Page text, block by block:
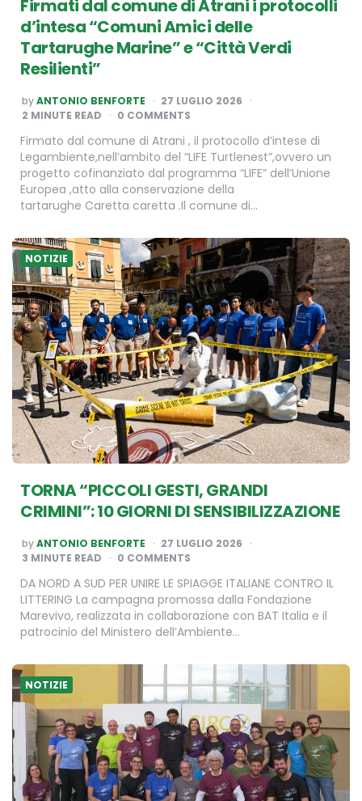
Firmati dal comune di Atrani i protocolli
d’intesa “Comuni Amici delle
Tartarughe Marine” e “Città Verdi
Resilienti”
POSTED
BY
byANTONIO BENFORTE
27 LUGLIO 2026
2 MINUTE READ 0 COMMENTS
Firmato dal comune di Atrani , il protocollo d’intese di
Legambiente,nell’ambito del “LIFE Turtlenest”,ovvero un
progetto cofinanziato dal programma “LIFE” dell’Unione
Europea ,atto alla conservazione della
tartarughe Caretta caretta .Il comune di…
NOTIZIE
TORNA “PICCOLI GESTI, GRANDI
CRIMINI”: 10 GIORNI DI SENSIBILIZZAZIONE
POSTED
BY
byANTONIO BENFORTE
27 LUGLIO 2026
3 MINUTE READ 0 COMMENTS
DA NORD A SUD PER UNIRE LE SPIAGGE ITALIANE CONTRO IL
LITTERING La campagna promossa dalla Fondazione
Marevivo, realizzata in collaborazione con BAT Italia e il
patrocinio del Ministero dell’Ambiente…
NOTIZIE